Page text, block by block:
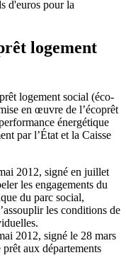
d'euros pour la
logement
logement social (éco-
en œuvre de l’écoprêt
énergétique
par l’État et la Caisse
2012, signé en juillet
les engagements du
du parc social,
les conditions de
2012, signé le 28 mars
aux départements